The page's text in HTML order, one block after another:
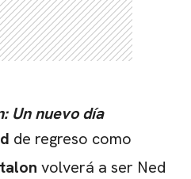
Un nuevo día
de regreso como
volverá a ser Ned